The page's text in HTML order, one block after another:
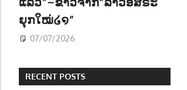
ຍຸກໃໝ່໒໑”
07/07/2026
RECENT POSTS